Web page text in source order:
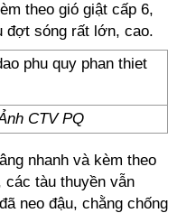
theo gió giật cấp 6,
đợt sóng rất lớn, cao.
CTV PQ
nhanh và kèm theo
tàu thuyền vẫn
neo đậu, chằng chống